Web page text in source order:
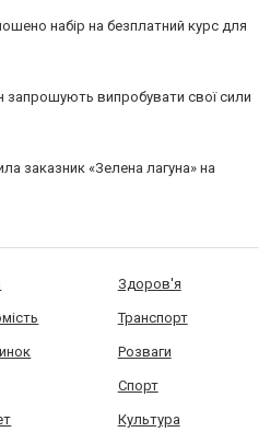
набір на безплатний курс для
запрошують випробувати свої сили
заказник «Зелена лагуна» на
Здоров'я
Транспорт
Розваги
Спорт
Культура